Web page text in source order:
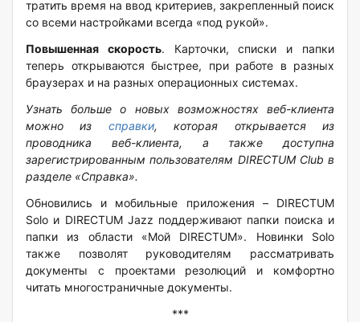
тратить время на ввод критериев, закрепленный поиск
со всеми настройками всегда «под рукой».
Повышенная скорость. Карточки, списки и папки
теперь открываются быстрее, при работе в разных
браузерах и на разных операционных системах.
Узнать больше о новых возможностях веб-клиента
можно из справки, которая открывается из
проводника веб-клиента, а также доступна
зарегистрированным пользователям DIRECTUM Club в
разделе «Справка».
Обновились и мобильные приложения – DIRECTUM
Solo и DIRECTUM Jazz поддерживают папки поиска и
папки из области «Мой DIRECTUM». Новинки Solo
также позволят руководителям рассматривать
документы с проектами резолюций и комфортно
читать многостраничные документы.
***